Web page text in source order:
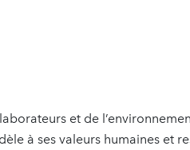
et de
à ses valeurs humaines et